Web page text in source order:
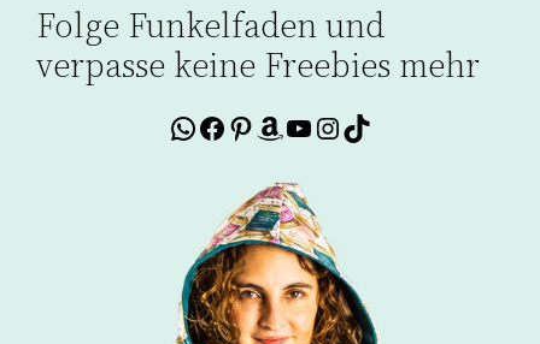
Folge Funkelfaden und
verpasse keine Freebies mehr
WhatsApp
Facebook
Pinterest
Amazon
YouTube
Instagram
TikTok